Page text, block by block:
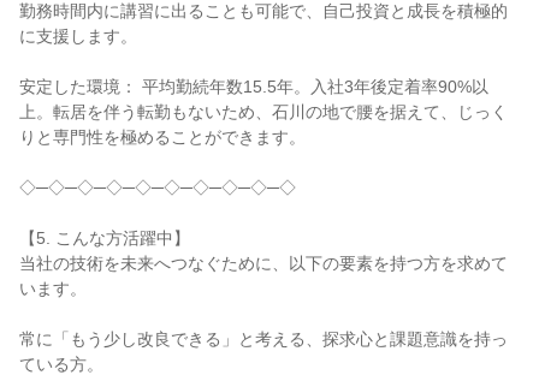
勤務時間内に講習に出ることも可能で、自己投資と成長を積極的
に支援します。
安定した環境： 平均勤続年数15.5年。入社3年後定着率90%以
上。転居を伴う転勤もないため、石川の地で腰を据えて、じっく
りと専門性を極めることができます。
◇─◇─◇─◇─◇─◇─◇─◇─◇─◇
【5. こんな方活躍中】
当社の技術を未来へつなぐために、以下の要素を持つ方を求めて
います。
常に「もう少し改良できる」と考える、探求心と課題意識を持っ
ている方。